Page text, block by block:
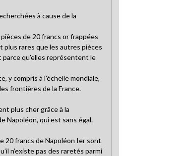
à cause de la
de 20 francs or frappées
plus rares que les autres pièces
qu’elles représentent le
y compris à l’échelle mondiale,
frontières de la France.
plus cher grâce à la
Napoléon, qui est sans égal.
20 francs de Napoléon Ier sont
n’existe pas des raretés parmi